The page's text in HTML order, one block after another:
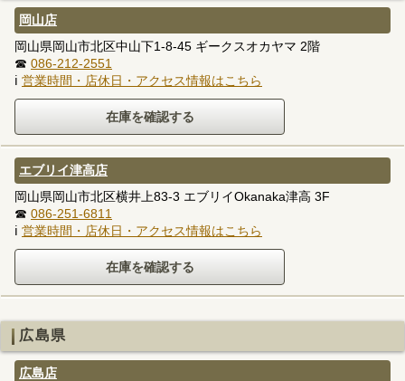
岡山店
岡山県岡山市北区中山下1-8-45 ギークスオカヤマ 2階
☎ 086-212-2551
ℹ 営業時間・店休日・アクセス情報はこちら
エブリイ津高店
岡山県岡山市北区横井上83-3 エブリイOkanaka津高 3F
☎ 086-251-6811
ℹ 営業時間・店休日・アクセス情報はこちら
広島県
広島店